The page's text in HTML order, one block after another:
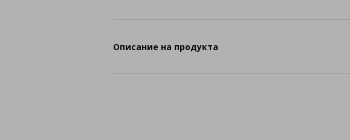
Описание на продукта